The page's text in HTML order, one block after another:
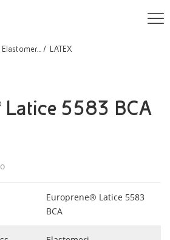
Elastomer... LATEX
Latice 5583 BCA
Europrene® Latice 5583
BCA